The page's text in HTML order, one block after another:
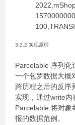
3.2.2 实现原理
Parcelable 序列化
一个包罗数据大概
跨历程之后的反序
实现，通过write内
Parcelable 将对象
报的数据范例。